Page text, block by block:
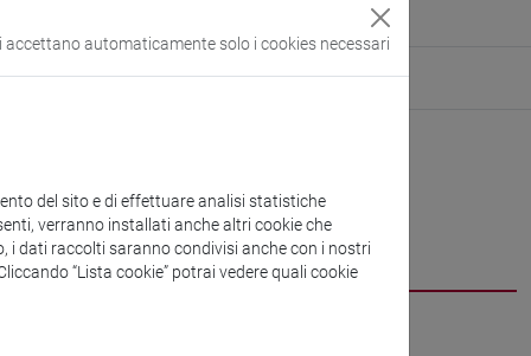
automaticamente solo i cookies necessari
del sito e di effettuare analisi statistiche
verranno installati anche altri cookie che
i dati raccolti saranno condivisi anche con i nostri
“Lista cookie” potrai vedere quali cookie